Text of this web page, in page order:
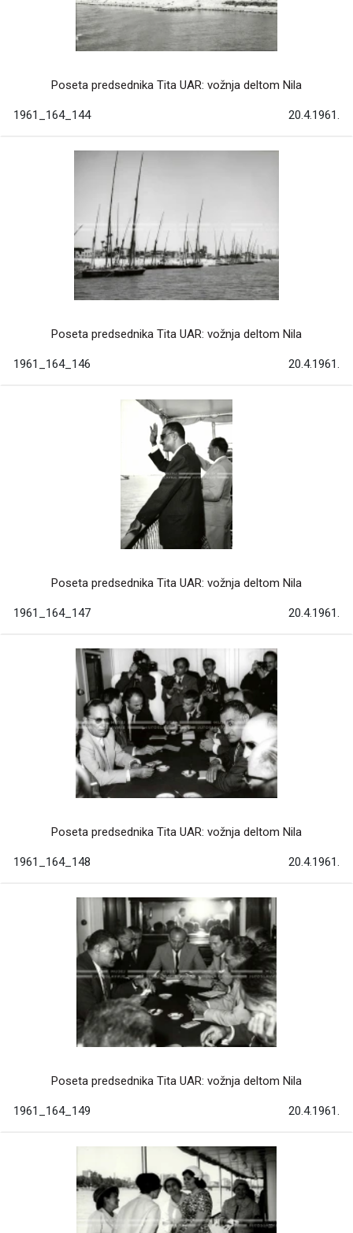
Poseta predsednika Tita UAR: vožnja deltom Nila
1961_164_144 20.4.1961.
Poseta predsednika Tita UAR: vožnja deltom Nila
1961_164_146 20.4.1961.
Poseta predsednika Tita UAR: vožnja deltom Nila
1961_164_147 20.4.1961.
Poseta predsednika Tita UAR: vožnja deltom Nila
1961_164_148 20.4.1961.
Poseta predsednika Tita UAR: vožnja deltom Nila
1961_164_149 20.4.1961.